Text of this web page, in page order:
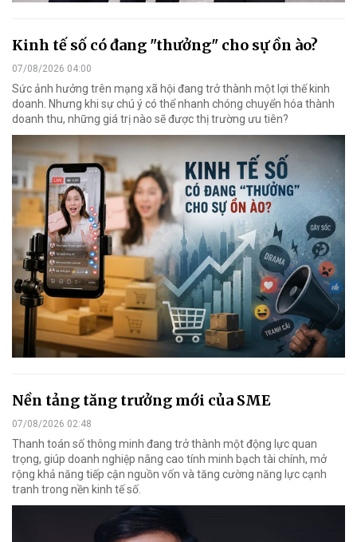
Kinh tế số có đang "thưởng" cho sự ồn ào?
07/08/2026 04:00
Sức ảnh hưởng trên mạng xã hội đang trở thành một lợi thế kinh
doanh. Nhưng khi sự chú ý có thể nhanh chóng chuyển hóa thành
doanh thu, những giá trị nào sẽ được thị trường ưu tiên?
Nền tảng tăng trưởng mới của SME
07/08/2026 02:48
Thanh toán số thông minh đang trở thành một động lực quan
trọng, giúp doanh nghiệp nâng cao tính minh bạch tài chính, mở
rộng khả năng tiếp cận nguồn vốn và tăng cường năng lực cạnh
tranh trong nền kinh tế số.